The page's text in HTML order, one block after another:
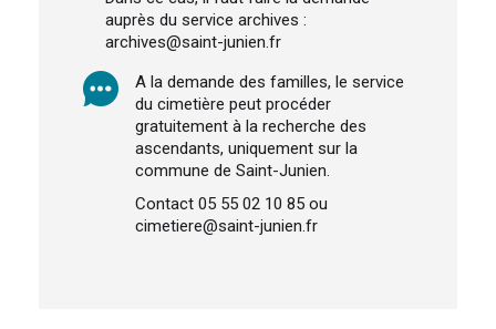
auprès du service archives :
archives@saint-junien.fr
A la demande des familles, le service
du cimetière peut procéder
gratuitement à la recherche des
ascendants, uniquement sur la
commune de Saint-Junien.
Contact 05 55 02 10 85 ou
cimetiere@saint-junien.fr